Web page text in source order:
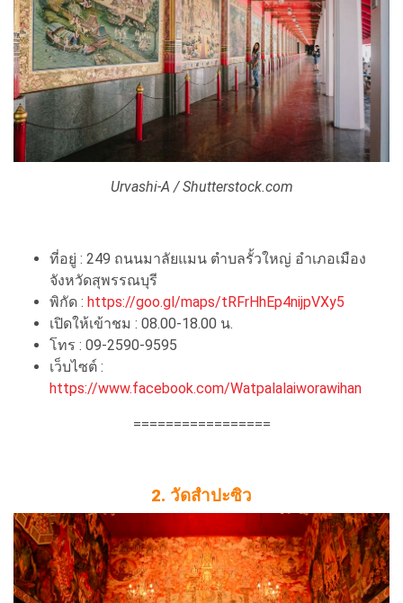
Urvashi-A / Shutterstock.com
ที่อยู่ : 249 ถนนมาลัยแมน ตำบลรั้วใหญ่ อำเภอเมือง
จังหวัดสุพรรณบุรี
พิกัด : https://goo.gl/maps/tRFrHhEp4nijpVXy5
เปิดให้เข้าชม : 08.00-18.00 น.
โทร : 09-2590-9595
เว็บไซต์ :
https://www.facebook.com/Watpalalaiworawihan
=================
2. วัดสำปะซิว